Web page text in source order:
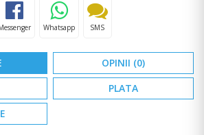
Whatsapp SMS
OPINII (0)
PLATA